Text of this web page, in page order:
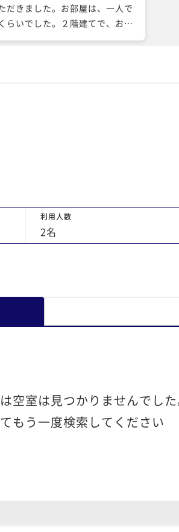
だきました。お部屋は、一人で
らいでした。２階建てで、お
ッチン、乾燥機付き洗濯機、テ
も楽しいと思います。また、泊
一つです。
利用人数
2名
空室は見つかりませんでし
もう一度検索してください